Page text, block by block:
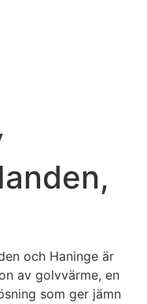
och Haninge är
av golvvärme, en
som ger jämn